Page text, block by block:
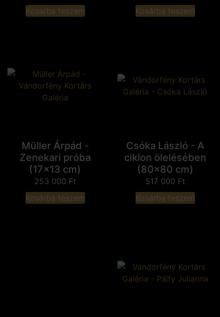
Kosárba teszem
Kosárba teszem
Müller Árpád -
Zenekari próba
(17x13 cm)
253 000 Ft
Kosárba teszem
Csóka László - A
ciklon ölelésében
(80x80 cm)
517 000 Ft
Kosárba teszem